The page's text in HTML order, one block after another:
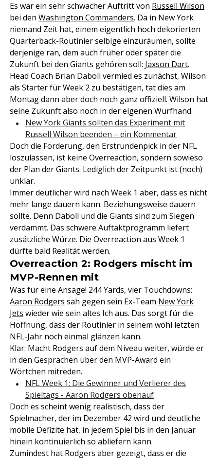
Es war ein sehr schwacher Auftritt von Russell Wilson
bei den Washington Commanders. Da in New York
niemand Zeit hat, einem eigentlich hoch dekorierten
Quarterback-Routinier selbige einzuräumen, sollte
derjenige ran, dem auch früher oder später die
Zukunft bei den Giants gehören soll: Jaxson Dart.
Head Coach Brian Daboll vermied es zunächst, Wilson
als Starter für Week 2 zu bestätigen, tat dies am
Montag dann aber doch noch ganz offiziell. Wilson hat
seine Zukunft also noch in der eigenen Wurfhand.
New York Giants sollten das Experiment mit
Russell Wilson beenden – ein Kommentar
Doch die Forderung, den Erstrundenpick in der NFL
loszulassen, ist keine Overreaction, sondern sowieso
der Plan der Giants. Lediglich der Zeitpunkt ist (noch)
unklar.
Immer deutlicher wird nach Week 1 aber, dass es nicht
mehr lange dauern kann. Beziehungsweise dauern
sollte. Denn Daboll und die Giants sind zum Siegen
verdammt. Das schwere Auftaktprogramm liefert
zusätzliche Würze. Die Overreaction aus Week 1
dürfte bald Realität werden.
Overreaction 2: Rodgers mischt im
MVP-Rennen mit
Was für eine Ansage! 244 Yards, vier Touchdowns:
Aaron Rodgers sah gegen sein Ex-Team New York
Jets wieder wie sein altes Ich aus. Das sorgt für die
Hoffnung, dass der Routinier in seinem wohl letzten
NFL-Jahr noch einmal glänzen kann.
Klar: Macht Rodgers auf dem Niveau weiter, würde er
in den Gesprächen über den MVP-Award ein
Wörtchen mitreden.
NFL Week 1: Die Gewinner und Verlierer des
Spieltags - Aaron Rodgers obenauf
Doch es scheint wenig realistisch, dass der
Spielmacher, der im Dezember 42 wird und deutliche
mobile Defizite hat, in jedem Spiel bis in den Januar
hinein kontinuierlich so abliefern kann.
Zumindest hat Rodgers aber gezeigt, dass er die